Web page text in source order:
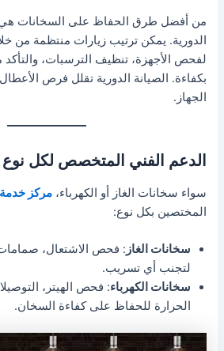
من أفضل طرق الحفاظ على السخانات هي
الدورية. يمكن ترتيب زيارات منتظمة من
لفحص الأجهزة، تنظيف الترسبات،
بكفاءة. الصيانة الدورية تقلل فرص
الجهاز.
الدعم الفني المتخصص لكل
سواء سخانات الغاز أو الكهرباء،مركز خدمة
المختصين بكل نوع:
سخانات الغاز : فحص الاشتعال، صمامات
لتجنب أي تسريب.
سخانات الكهرباء: فحص الهيتر،
الحرارة للحفاظ على كفاءة السخان.